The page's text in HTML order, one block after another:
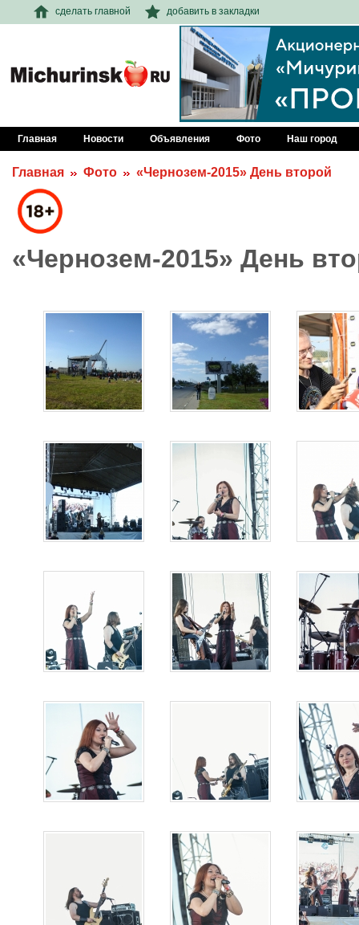
сделать главной добавить в закладки
Главная Новости Объявления Фото Наш город
Главная Фото «Чернозем-2015» День второй
«Чернозем-2015» День